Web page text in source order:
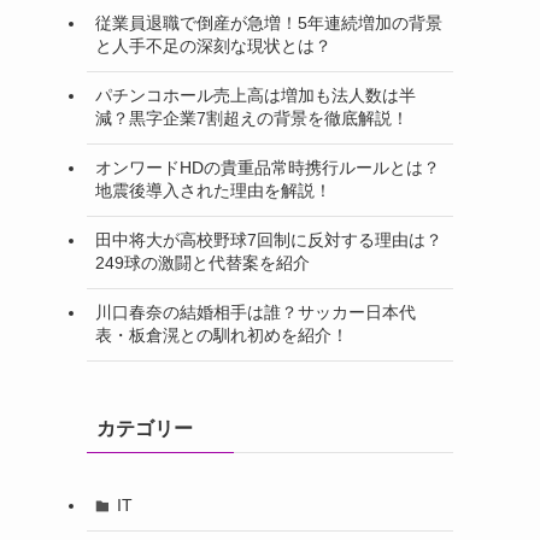
従業員退職で倒産が急増！5年連続増加の背景
と人手不足の深刻な現状とは？
パチンコホール売上高は増加も法人数は半
減？黒字企業7割超えの背景を徹底解説！
オンワードHDの貴重品常時携行ルールとは？
地震後導入された理由を解説！
田中将大が高校野球7回制に反対する理由は？
249球の激闘と代替案を紹介
川口春奈の結婚相手は誰？サッカー日本代
表・板倉滉との馴れ初めを紹介！
カテゴリー
IT